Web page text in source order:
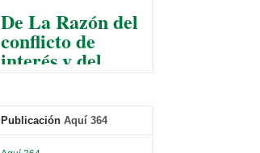
taller de software estadístico en
la UMSA
Sábado, 14 Septiembre 2024
certificados por apoyo al
Séptimo Encuentro de
De La Razón del
conflicto de
interés y del
razonable arte
y esconder la
mano
Publicación Aquí 364